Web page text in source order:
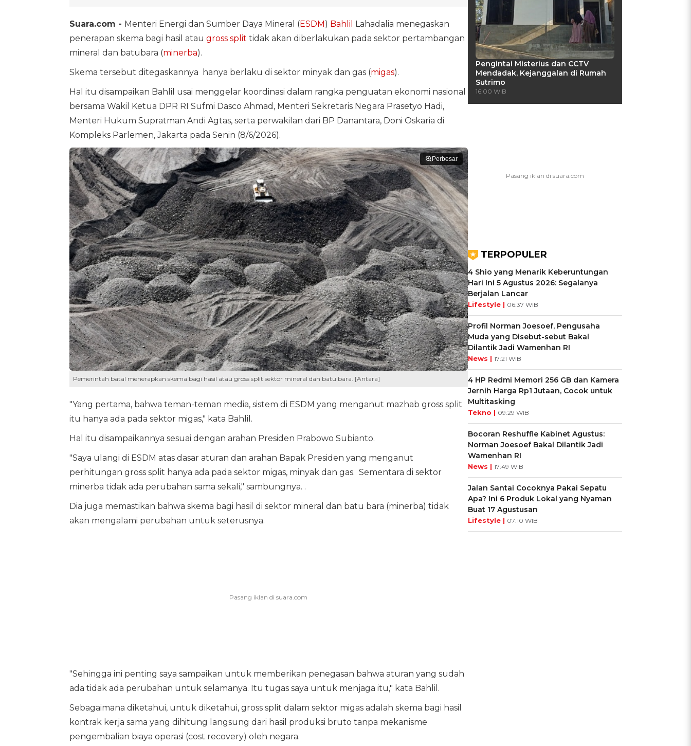
Suara.com - Menteri Energi dan Sumber Daya Mineral (ESDM) Bahlil Lahadalia menegaskan
penerapan skema bagi hasil atau gross split tidak akan diberlakukan pada sektor pertambangan
mineral dan batubara (minerba).
Skema tersebut ditegaskannya hanya berlaku di sektor minyak dan gas (migas).
Hal itu disampaikan Bahlil usai menggelar koordinasi dalam rangka penguatan ekonomi nasional
bersama Wakil Ketua DPR RI Sufmi Dasco Ahmad, Menteri Sekretaris Negara Prasetyo Hadi,
Menteri Hukum Supratman Andi Agtas, serta perwakilan dari BP Danantara, Doni Oskaria di
Kompleks Parlemen, Jakarta pada Senin (8/6/2026).
Perbesar
Pemerintah batal menerapkan skema bagi hasil atau gross split sektor mineral dan batu bara. [Antara]
"Yang pertama, bahwa teman-teman media, sistem di ESDM yang menganut mazhab gross split
itu hanya ada pada sektor migas," kata Bahlil.
Hal itu disampaikannya sesuai dengan arahan Presiden Prabowo Subianto.
"Saya ulangi di ESDM atas dasar aturan dan arahan Bapak Presiden yang menganut
perhitungan gross split hanya ada pada sektor migas, minyak dan gas. Sementara di sektor
minerba tidak ada perubahan sama sekali," sambungnya. .
Dia juga memastikan bahwa skema bagi hasil di sektor mineral dan batu bara (minerba) tidak
akan mengalami perubahan untuk seterusnya.
"Sehingga ini penting saya sampaikan untuk memberikan penegasan bahwa aturan yang sudah
ada tidak ada perubahan untuk selamanya. Itu tugas saya untuk menjaga itu," kata Bahlil.
Sebagaimana diketahui, untuk diketahui, gross split dalam sektor migas adalah skema bagi hasil
kontrak kerja sama yang dihitung langsung dari hasil produksi bruto tanpa mekanisme
pengembalian biaya operasi (cost recovery) oleh negara.
Pengintai Misterius dan CCTV
Mendadak, Kejanggalan di Rumah
Sutrimo
16:00 WIB
TERPOPULER
4 Shio yang Menarik Keberuntungan
Hari Ini 5 Agustus 2026: Segalanya
Berjalan Lancar
Lifestyle | 06:37 WIB
Profil Norman Joesoef, Pengusaha
Muda yang Disebut-sebut Bakal
Dilantik Jadi Wamenhan RI
News | 17:21 WIB
4 HP Redmi Memori 256 GB dan Kamera
Jernih Harga Rp1 Jutaan, Cocok untuk
Multitasking
Tekno | 09:29 WIB
Bocoran Reshuffle Kabinet Agustus:
Norman Joesoef Bakal Dilantik Jadi
Wamenhan RI
News | 17:49 WIB
Jalan Santai Cocoknya Pakai Sepatu
Apa? Ini 6 Produk Lokal yang Nyaman
Buat 17 Agustusan
Lifestyle | 07:10 WIB